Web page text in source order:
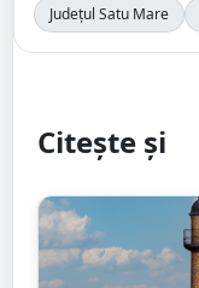
Județul Satu Mare
Citește și